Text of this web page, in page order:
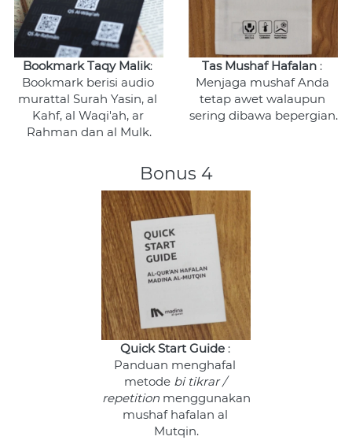
Bookmark Taqy Malik:
Bookmark berisi audio
murattal Surah Yasin, al
Kahf, al Waqi'ah, ar
Rahman dan al Mulk.
Tas Mushaf Hafalan :
Menjaga mushaf Anda
tetap awet walaupun
sering dibawa bepergian.
Bonus 4
Quick Start Guide :
Panduan menghafal
metode bi tikrar /
repetition menggunakan
mushaf hafalan al
Mutqin.